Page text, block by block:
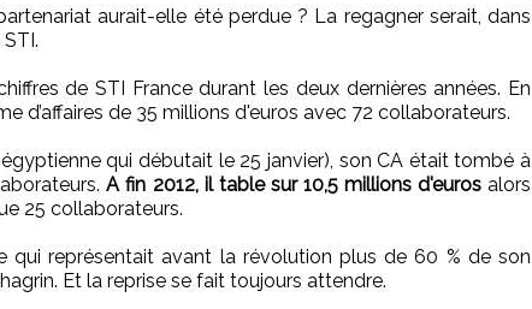
aurait-elle été perdue ? La regagner serait, dans
de STI France durant les deux dernières années. En
d’affaires de 35 millions d'euros avec 72 collaborateurs.
qui débutait le 25 janvier), son CA était tombé à
A fin 2012, il table sur 10,5 millions d'eurosalors
25 collaborateurs.
qui représentait avant la révolution plus de 60 % de son
Et la reprise se fait toujours attendre.